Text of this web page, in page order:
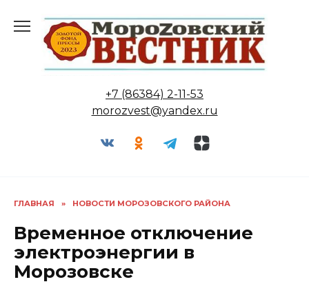
содержанию
+7 (86384) 2-11-53
morozvest@yandex.ru
ГЛАВНАЯ » НОВОСТИ МОРОЗОВСКОГО РАЙОНА
Временное отключение
электроэнергии в
Морозовске